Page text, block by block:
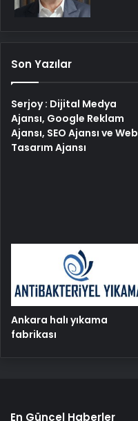
Son Yazılar
Serjoy : Dijital Medya
Ajansı, Google Reklam
Ajansı, SEO Ajansı ve Web
Tasarım Ajansı
Ankara halı yıkama
fabrikası
En Güncel Haberler